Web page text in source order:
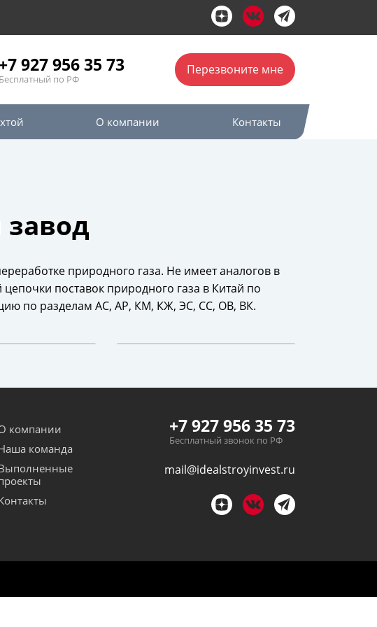
+7 927 956 35 73
Бесплатный по РФ
Перезвоните мне
О компании Контакты
природного газа. Не имеет аналогов в
поставок природного газа в Китай по
по разделам АС, АР, КМ, КЖ, ЭС, СС, ОВ, ВК.
компании
команда
+7 927 956 35 73
Бесплатный звонок по РФ
mail@idealstroyinvest.ru